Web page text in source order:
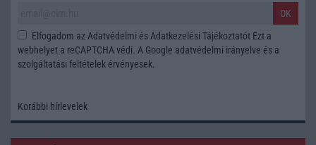
OK
Elfogadom azAdatvédelmi és Adatkezelési Tájékoztatót Ezt a
webhelyet a reCAPTCHA védi. A Google adatvédelmi irányelve és a
szolgáltatási feltételek érvényesek.
Korábbi hírlevelek